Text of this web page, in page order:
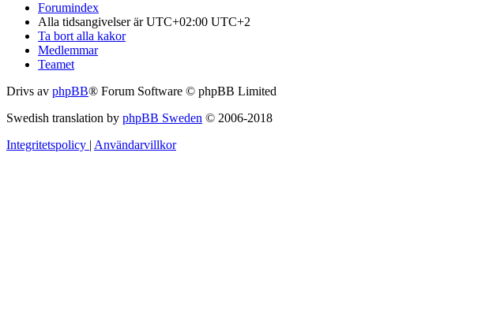
Forumindex
Alla tidsangivelser är UTC+02:00 UTC+2
Ta bort alla kakor
Medlemmar
Teamet
Drivs av phpBB® Forum Software © phpBB Limited
Swedish translation by phpBB Sweden © 2006-2018
Integritetspolicy | Användarvillkor